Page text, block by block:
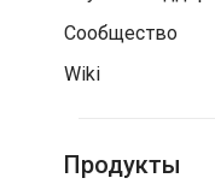
Сообщество
Wiki
Продукты